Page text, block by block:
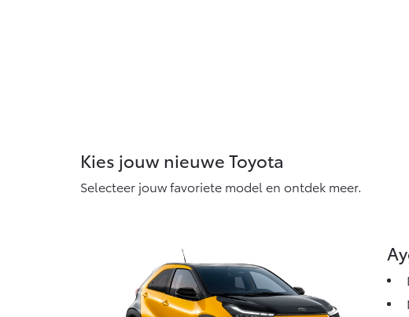
Kies jouw nieuwe Toyota
Selecteer jouw favoriete model en ontdek meer.